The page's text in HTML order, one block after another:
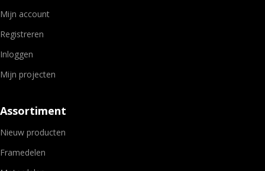
Mijn account
Registreren
Inloggen
Mijn projecten
Assortiment
Nieuw producten
Framedelen